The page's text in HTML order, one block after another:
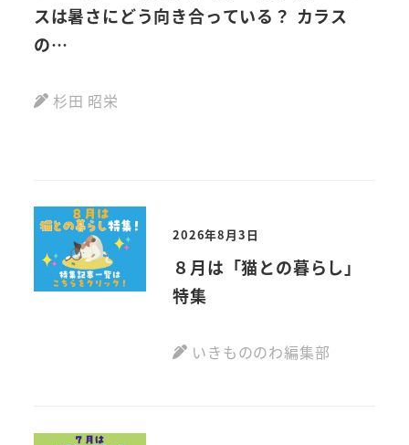
スは暑さにどう向き合っている？ カラス
の…
杉田 昭栄
2026年8月3日
８月は「猫との暮らし」
特集
いきもののわ編集部